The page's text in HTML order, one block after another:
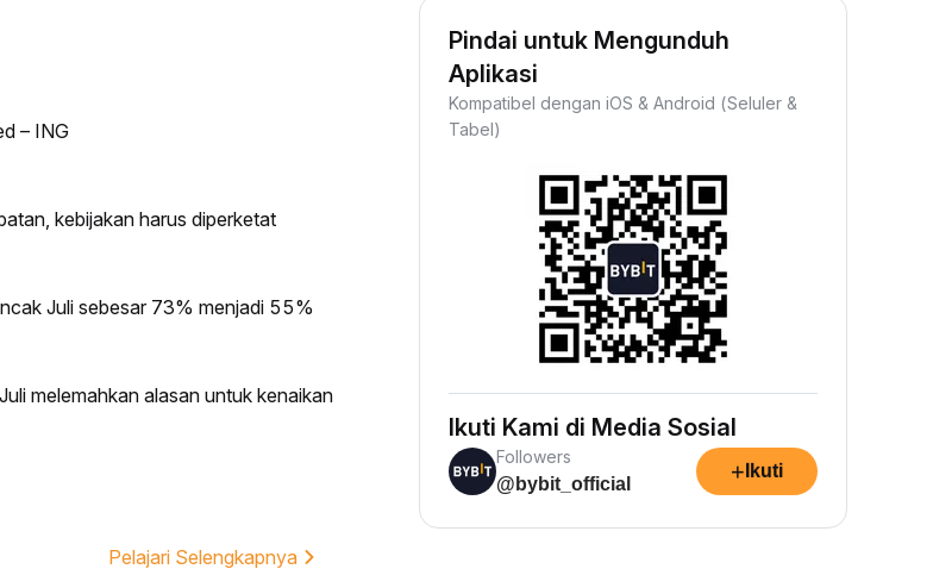
– ING
kebijakan harus diperketat
Juli sebesar 73% menjadi 55%
melemahkan alasan untuk kenaikan
Pelajari Selengkapnya
Pindai untuk Mengunduh
Aplikasi
Kompatibel dengan iOS & Android (Seluler &
Tabel)
Ikuti Kami di Media Sosial
Followers
@bybit_official
+ Ikuti